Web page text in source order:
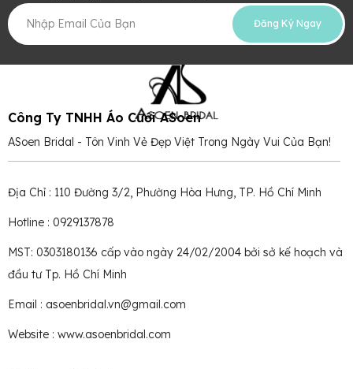
Đăng Ký Ngay
Công Ty TNHH Áo Cưới ASoen
ASoen Bridal - Tôn Vinh Vẻ Đẹp Việt Trong Ngày Vui Của Bạn!
Địa Chỉ : 110 Đường 3/2, Phường Hòa Hưng, TP. Hồ Chí Minh
Hotline : 0929137878
MST: 0303180136 cấp vào ngày 24/02/2004 bởi sở kế hoạch và
đầu tư Tp. Hồ Chí Minh
Email : asoenbridal.vn@gmail.com
Website : www.asoenbridal.com